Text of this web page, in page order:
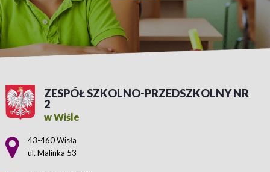
ZESPÓŁ SZKOLNO-PRZEDSZKOLNY NR
2
w Wiśle
Adres pocztowy:
43-460 Wisła
ul. Malinka 53